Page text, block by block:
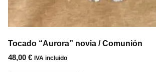
Tocado “Aurora” novia / Comunión
48,00 € IVA incluido